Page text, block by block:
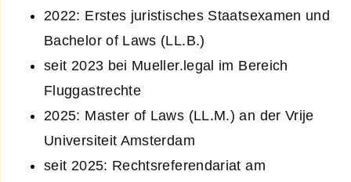
2022: Erstes juristisches Staatsexamen und
Bachelor of Laws (LL.B.)
seit 2023 bei Mueller.legal im Bereich
Fluggastrechte
2025: Master of Laws (LL.M.) an der Vrije
Universiteit Amsterdam
seit 2025: Rechtsreferendariat am